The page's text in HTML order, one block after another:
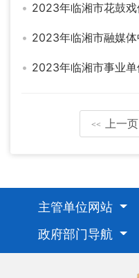
<< 上一页
主管单位网站
政府部门导航